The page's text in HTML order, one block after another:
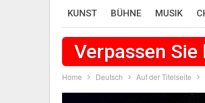
KUNST BÜHNE MUSIK
Verpassen
Home Deutsch Auf der Titelseite